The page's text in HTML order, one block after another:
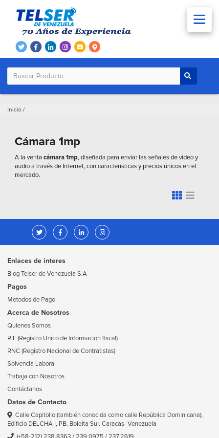
Inicio /
Cámara 1mp
A la venta cámara 1mp, diseñada para enviar las señales de video y
audio a través de Internet, con características y precios únicos en el
mercado.
Enlaces de interes
Blog Telser de Venezuela S.A
Pagos
Metodos de Pago
Acerca de Nosotros
Quienes Somos
RIF (Registro Unico de Informacion fiscal)
RNC (Registro Nacional de Contratistas)
Solvencia Laboral
Trabaja con Nosotros
Contáctanos
Datos de Contacto
Calle Capitolio (también conocida como calle República Dominicana),
Edificio DELCHA I, PB. Boleíta Sur. Caracas- Venezuela